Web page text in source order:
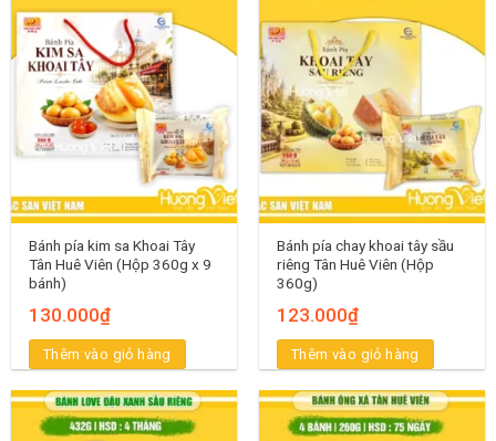
Bánh pía kim sa Khoai Tây
Tân Huê Viên (Hộp 360g x 9
bánh)
130.000₫
Thêm vào giỏ hàng
Bánh pía chay khoai tây sầu
riêng Tân Huê Viên (Hộp
360g)
123.000₫
Thêm vào giỏ hàng